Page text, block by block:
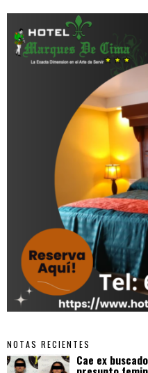
NOTAS RECIENTES
Cae ex